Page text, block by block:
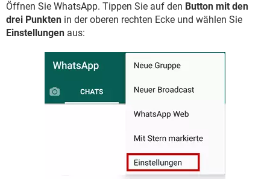
Öffnen Sie WhatsApp. Tippen Sie auf den Button mit den
drei Punkten in der oberen rechten Ecke und wählen Sie
Einstellungen aus: